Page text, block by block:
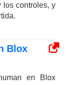
los controles, y
Blox
en Blox